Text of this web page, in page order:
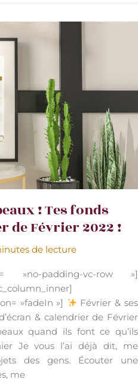
! Tes fonds
de Février 2022 !
de lecture
»no-padding-vc-row »]
»fadeIn »]
Février & ses
& calendrier de Février
quand ils font ce qu’ils
Je vous l’ai déjà dit, me
des gens. Écouter une
me